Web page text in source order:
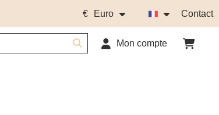
€ Euro Contact
Mon compte